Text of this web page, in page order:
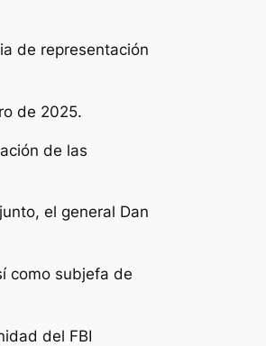
de representación
de 2025.
de las
el general Dan
como subjefa de
del FBI